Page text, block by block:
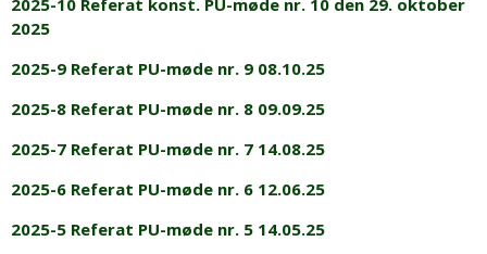
2025-10 Referat konst. PU-møde nr. 10 den 29. oktober
2025
2025-9 Referat PU-møde nr. 9 08.10.25
2025-8 Referat PU-møde nr. 8 09.09.25
2025-7 Referat PU-møde nr. 7 14.08.25
2025-6 Referat PU-møde nr. 6 12.06.25
2025-5 Referat PU-møde nr. 5 14.05.25